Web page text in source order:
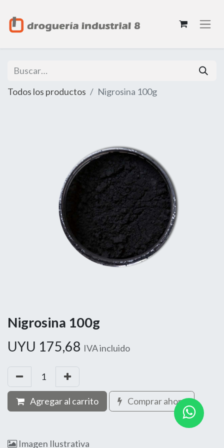
Todos los productos Nigrosina 100g
Nigrosina 100g
UYU 175,68 IVA incluido
Agregar al carrito Comprar ahora
Imagen Ilustrativa